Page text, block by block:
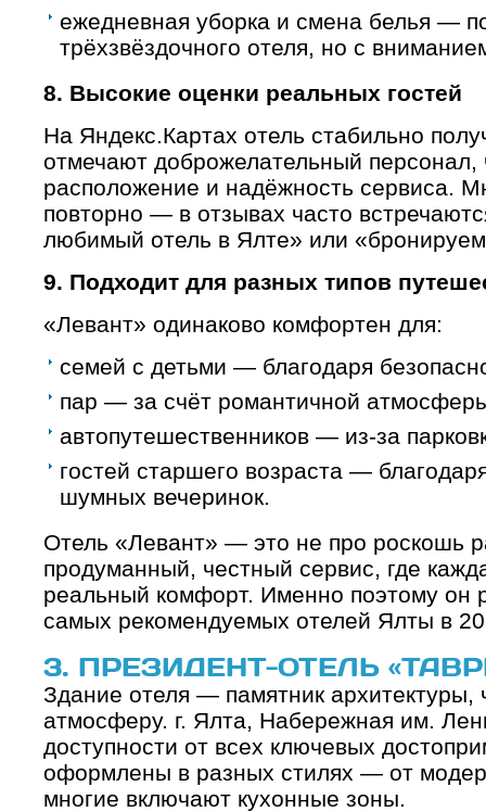
ежедневная уборка и смена белья —
трёхзвёздочного отеля, но с
8. Высокие оценки реальных гостей
На Яндекс.Картах отель стабильно
отмечают доброжелательный персонал,
расположение и надёжность сервиса.
повторно — в отзывах часто
любимый отель в Ялте» или
9. Подходит для разных типов
«Левант» одинаково комфортен для:
семей с детьми — благодаря
пар — за счёт романтичной
автопутешественников — из-за
гостей старшего возраста —
шумных вечеринок.
Отель «Левант» — это не про роскошь
продуманный, честный сервис, где
реальный комфорт. Именно поэтому он
самых рекомендуемых отелей Ялты в
3. ПРЕЗИДЕНТ-ОТЕЛЬ
Здание отеля — памятник архитектуры,
атмосферу. г. Ялта, Набережная им.
доступности от всех ключевых
оформлены в разных стилях — от
многие включают кухонные зоны.